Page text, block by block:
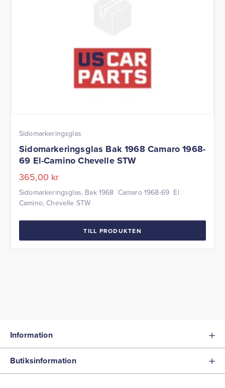
Sidomarkeringsglas
Sidomarkeringsglas Bak 1968 Camaro 1968-
69 El-Camino Chevelle STW
365,00 kr
Sidomarkeringsglas, Bak 1968 Camaro 1968-69 El
Camino, Chevelle STW
TILL PRODUKTEN
Information
Butiksinformation